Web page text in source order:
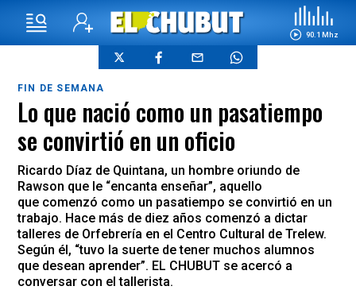
90.1 Mhz
FIN DE SEMANA
Lo que nació como un pasatiempo
se convirtió en un oficio
Ricardo Díaz de Quintana, un hombre oriundo de
Rawson que le “encanta enseñar”, aquello
que comenzó como un pasatiempo se convirtió en un
trabajo. Hace más de diez años comenzó a dictar
talleres de Orfebrería en el Centro Cultural de Trelew.
Según él, “tuvo la suerte de tener muchos alumnos
que desean aprender”. EL CHUBUT se acercó a
conversar con el tallerista.